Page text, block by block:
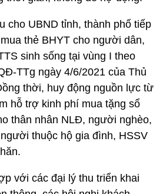
cho UBND tỉnh, thành phố tiếp
thẻ BHYT cho người dân,
sinh sống tại vùng I theo
TTg ngày 4/6/2021 của Thủ
thời, huy động nguồn lực từ
hỗ trợ kinh phí mua tặng sổ
thân nhân NLĐ, người nghèo,
thuộc hộ gia đình, HSSV
với các đại lý thu triển khai